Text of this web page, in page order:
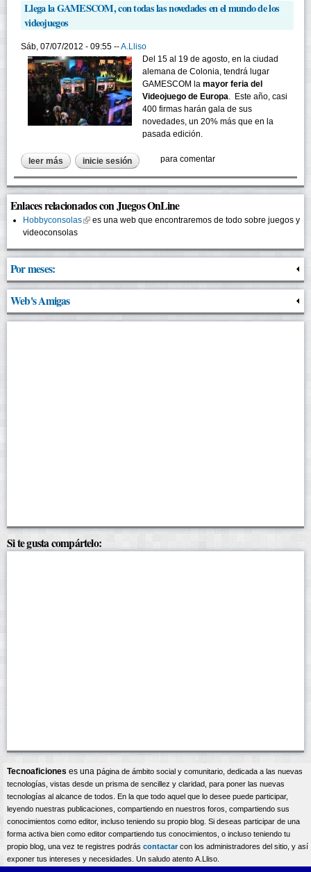
Llega la GAMESCOM, con todas las novedades en el mundo de los
videojuegos
Sáb, 07/07/2012 - 09:55 --A.Lliso
Del 15 al 19 de agosto, en la ciudad
alemana de Colonia, tendrá lugar
GAMESCOM la mayor feria del
Videojuego de Europa. Este año, casi
400 firmas harán gala de sus
novedades, un 20% más que en la
pasada edición.
leer más sobre llega la gamescom, con todas las novedades en el
mundo de los videojuegos
inicie sesión para comentar
Enlaces relacionados con Juegos OnLine
Hobbyconsolas(link is external)
es una web que encontraremos de todo sobre juegos y
videoconsolas
Por meses:
Web's Amigas
Si te gusta compártelo:
Tecnoaficiones es una página de ámbito social y comunitario, dedicada a las nuevas
tecnologías, vistas desde un prisma de sencillez y claridad, para poner las nuevas
tecnologías al alcance de todos. En la que todo aquel que lo desee puede participar,
leyendo nuestras publicaciones, compartiendo en nuestros foros, compartiendo sus
conocimientos como editor, incluso teniendo su propio blog. Si deseas participar de una
forma activa bien como editor compartiendo tus conocimientos, o incluso teniendo tu
propio blog, una vez te registres podrás contactarcon los administradores del sitio, y así
exponer tus intereses y necesidades. Un saludo atento A.Lliso.